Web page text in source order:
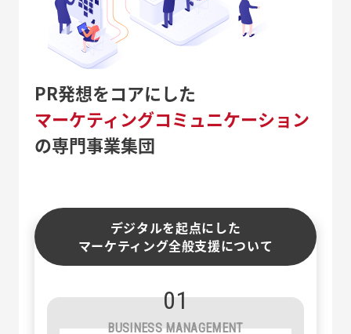
PR発想をコアにした
マーケティングコミュニケーション
の専門事業集団
デジタルを起点にした
マーケティング全般支援について
01
BUSINESS MANAGEMENT